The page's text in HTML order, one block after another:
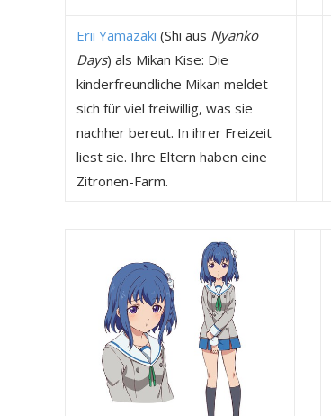
Erii Yamazaki (Shi aus Nyanko
Days) als Mikan Kise: Die
kinderfreundliche Mikan meldet
sich für viel freiwillig, was sie
nachher bereut. In ihrer Freizeit
liest sie. Ihre Eltern haben eine
Zitronen-Farm.